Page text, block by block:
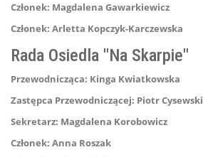
Członek: Magdalena Gawarkiewicz
Członek: Arletta Kopczyk-Karczewska
Rada Osiedla "Na Skarpie"
Przewodnicząca: Kinga Kwiatkowska
Zastępca Przewodniczącej: Piotr Cysewski
Sekretarz: Magdalena Korobowicz
Członek: Anna Roszak